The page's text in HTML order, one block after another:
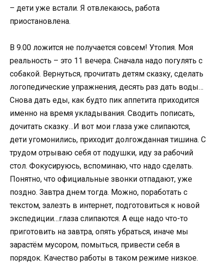
– дети уже встали. Я отвлекаюсь, работа
приостановлена.
В 9.00 ложится не получается совсем! Утопия. Моя
реальность – это 11 вечера. Сначала надо погулять с
собакой. Вернуться, прочитать детям сказку, сделать
логопедические упражнения, десять раз дать воды…
Снова дать еды, как будто пик аппетита приходится
именно на время укладывания. Сводить пописать,
дочитать сказку…И вот мои глаза уже слипаются,
дети угомонились, приходит долгожданная тишина. С
трудом отрываю себя от подушки, иду за рабочий
стол. Фокусируюсь, вспоминаю, что надо сделать.
Понятно, что официальные звонки отпадают, уже
поздно. Завтра днем тогда. Можно, поработать с
текстом, залезть в интернет, подготовиться к новой
экспедиции…глаза слипаются. А еще надо что-то
приготовить на завтра, опять убраться, иначе мы
зарастём мусором, помыться, привести себя в
порядок. Качество работы в таком режиме низкое.